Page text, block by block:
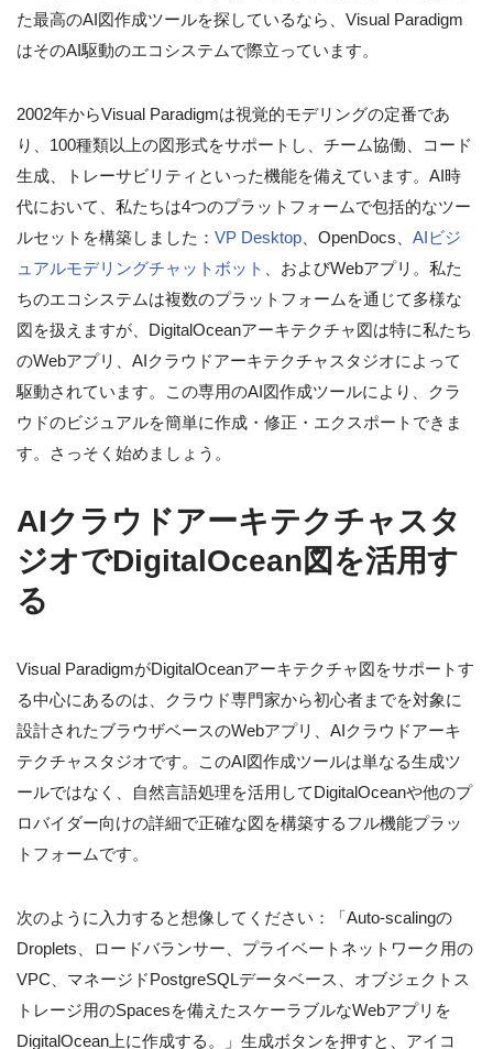
た最高のAI図作成ツールを探しているなら、Visual Paradigm
はそのAI駆動のエコシステムで際立っています。
2002年からVisual Paradigmは視覚的モデリングの定番であ
り、100種類以上の図形式をサポートし、チーム協働、コード
生成、トレーサビリティといった機能を備えています。AI時
代において、私たちは4つのプラットフォームで包括的なツー
ルセットを構築しました： VP Desktop 、OpenDocs、 AIビジ
ュアルモデリングチャットボット
、およびWebアプリ。私た
ちのエコシステムは複数のプラットフォームを通じて多様な
図を扱えますが、DigitalOceanアーキテクチャ図は特に私たち
のWebアプリ、AIクラウドアーキテクチャスタジオによって
駆動されています。この専用のAI図作成ツールにより、クラ
ウドのビジュアルを簡単に作成・修正・エクスポートできま
す。さっそく始めましょう。
AIクラウドアーキテクチャスタ
ジオでDigitalOcean図を活用す
る
Visual ParadigmがDigitalOceanアーキテクチャ図をサポートす
る中心にあるのは、クラウド専門家から初心者までを対象に
設計されたブラウザベースのWebアプリ、AIクラウドアーキ
テクチャスタジオです。このAI図作成ツールは単なる生成ツ
ールではなく、自然言語処理を活用してDigitalOceanや他のプ
ロバイダー向けの詳細で正確な図を構築するフル機能プラッ
トフォームです。
次のように入力すると想像してください：「Auto-scalingの
Droplets、ロードバランサー、プライベートネットワーク用の
VPC、マネージドPostgreSQLデータベース、オブジェクトス
トレージ用のSpacesを備えたスケーラブルなWebアプリを
DigitalOcean上に作成する。」生成ボタンを押すと、アイコ